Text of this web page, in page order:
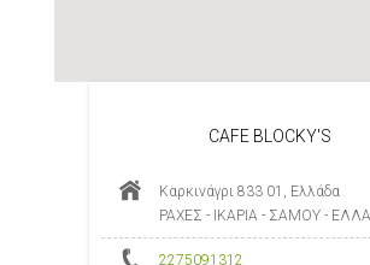
CAFE BLOCKY'S
Καρκινάγρι 833 01, Ελλάδα
ΡΑΧΕΣ - ΙΚΑΡΙΑ - ΣΑΜΟΥ -
2275091312